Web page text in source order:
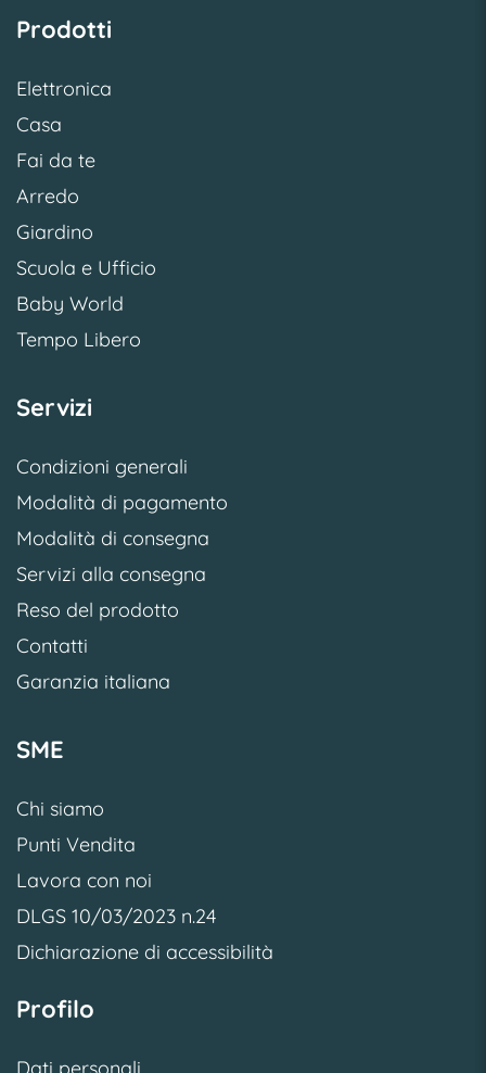
Prodotti
Elettronica
Casa
Fai da te
Arredo
Giardino
Scuola e Ufficio
Baby World
Tempo Libero
Servizi
Condizioni generali
Modalità di pagamento
Modalità di consegna
Servizi alla consegna
Reso del prodotto
Contatti
Garanzia italiana
SME
Chi siamo
Punti Vendita
Lavora con noi
DLGS 10/03/2023 n.24
Dichiarazione di accessibilità
Profilo